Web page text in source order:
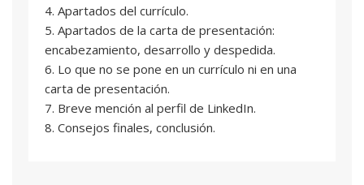
4. Apartados del currículo.
5. Apartados de la carta de presentación:
encabezamiento, desarrollo y despedida.
6. Lo que no se pone en un currículo ni en una
carta de presentación.
7. Breve mención al perfil de LinkedIn.
8. Consejos finales, conclusión.